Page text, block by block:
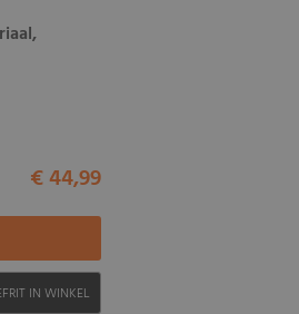
€ 44,99
IN WINKEL